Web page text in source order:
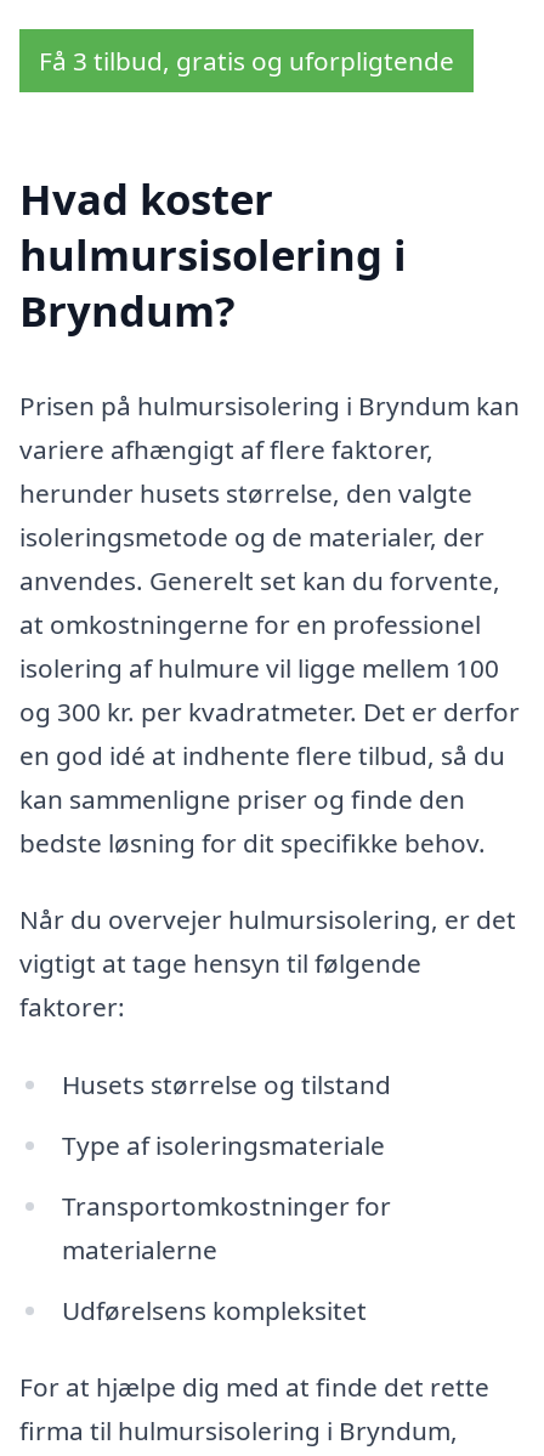
Få 3 tilbud, gratis og uforpligtende
Hvad koster
hulmursisolering i
Bryndum?
Prisen på hulmursisolering i Bryndum kan
variere afhængigt af flere faktorer,
herunder husets størrelse, den valgte
isoleringsmetode og de materialer, der
anvendes. Generelt set kan du forvente,
at omkostningerne for en professionel
isolering af hulmure vil ligge mellem 100
og 300 kr. per kvadratmeter. Det er derfor
en god idé at indhente flere tilbud, så du
kan sammenligne priser og finde den
bedste løsning for dit specifikke behov.
Når du overvejer hulmursisolering, er det
vigtigt at tage hensyn til følgende
faktorer:
Husets størrelse og tilstand
Type af isoleringsmateriale
Transportomkostninger for
materialerne
Udførelsens kompleksitet
For at hjælpe dig med at finde det rette
firma til hulmursisolering i Bryndum,